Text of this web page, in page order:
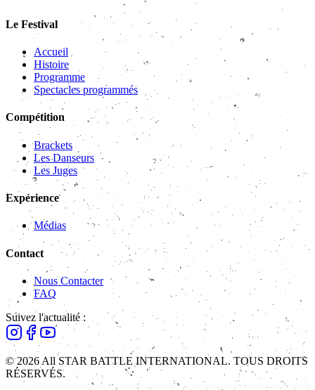
Le Festival
Accueil
Histoire
Programme
Spectacles programmés
Compétition
Brackets
Les Danseurs
Les Juges
Expérience
Médias
Contact
Nous Contacter
FAQ
Suivez l'actualité :
© 2026 All STAR BATTLE INTERNATIONAL. TOUS DROITS
RÉSERVÉS.